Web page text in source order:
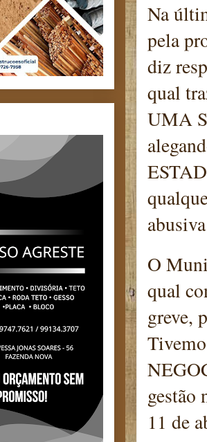
Na
pela
diz
qual
UMA
O
qual
greve,
gestão
11 de